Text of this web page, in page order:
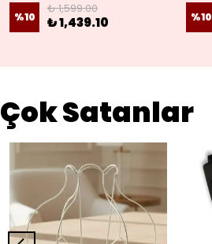
%10
₺ 1,599.00
₺ 1,439.10 %10
Çok Satanlar